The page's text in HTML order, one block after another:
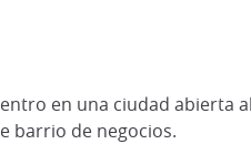
en una ciudad abierta
barrio de negocios.